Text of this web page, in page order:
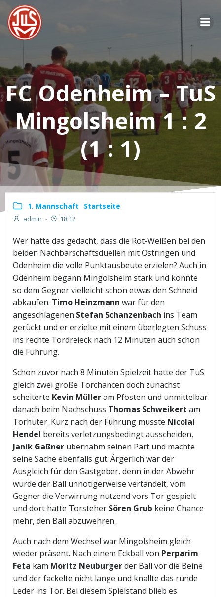
FC Odenheim – TuS
Mingolsheim 1 : 2
(1 : 1)
1. Mannschaft Startseite
admin - 18:12
Wer hätte das gedacht, dass die Rot-Weißen bei den
beiden Nachbarschaftsduellen mit Östringen und
Odenheim die volle Punktausbeute erzielen? Auch in
Odenheim begann Mingolsheim stark und konnte
so dem Gegner vielleicht schon etwas den Schneid
abkaufen. Timo Heinzmann war für den
angeschlagenen Stefan Schanzenbach ins Team
gerückt und er erzielte mit einem überlegten Schuss
ins rechte Tordreieck nach 12 Minuten auch schon
die Führung.
Schon zuvor nach 8 Minuten Spielzeit hatte der TuS
gleich zwei große Torchancen doch zunächst
scheiterte Kevin Mülleram Pfosten und unmittelbar
danach beim Nachschuss Thomas Schweikert am
Torhüter. Kurz nach der Führung musste Nicolai
Hendel bereits verletzungsbedingt ausscheiden,
Janik Gaßner übernahm seinen Part und machte
seine Sache ebenfalls gut. Ärgerlich war der
Ausgleich für den Gastgeber, denn in der Abwehr
wurde der Ball unnötigerweise vertändelt, vom
Gegner die Verwirrung nutzend vors Tor gespielt
und dort hatte Torsteher Sören Grub keine Chance
mehr, den Ball abzuwehren.
Auch nach dem Wechsel war Mingolsheim gleich
wieder präsent. Nach einem Eckball von Perparim
Feta kam Moritz Neuburgerder Ball vor die Beine
und der fackelte nicht lange und knallte das runde
Leder ins Tor. Bei diesem Spielstand blieb es